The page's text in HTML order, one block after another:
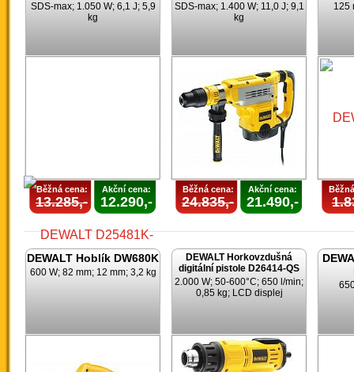
SDS-max; 1.050 W; 6,1 J; 5,9
kg
Běžná cena:
13.285,-
Akční cena:
12.290,-
SDS-max; 1.400 W; 11,0 J; 9,1
kg
Běžná cena:
24.835,-
Akční cena:
21.490,-
125
DEWALT Hoblík DW680K
600 W; 82 mm; 12 mm; 3,2 kg
DEWALT Horkovzdušná
digitální pistole D26414-QS
2.000 W; 50-600°C; 650 l/min;
0,85 kg; LCD displej